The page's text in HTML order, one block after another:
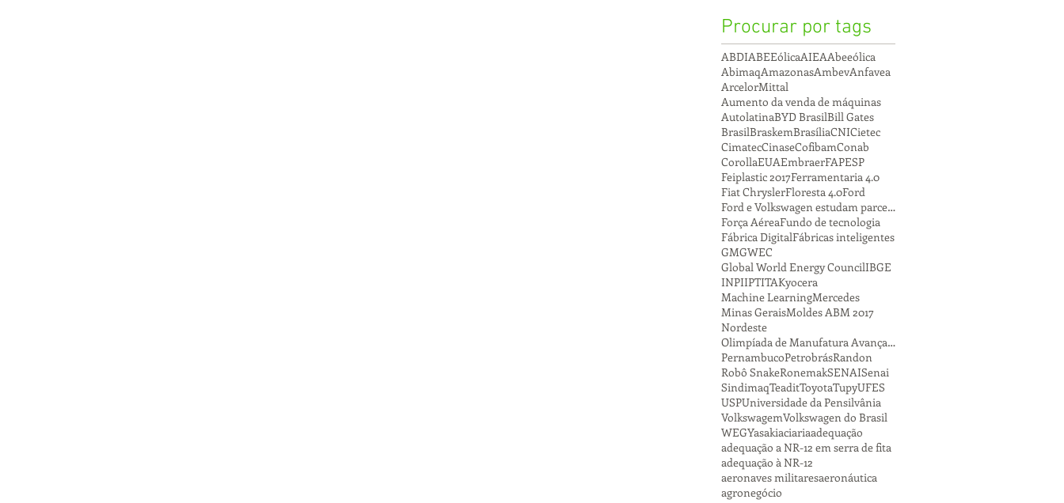
Procurar por tags
ABDIABEEólicaAIEAAbeeólica
AbimaqAmazonasAmbevAnfavea
ArcelorMittal
Aumento da venda de máquinas
AutolatinaBYD BrasilBill Gates
BrasilBraskemBrasíliaCNICietec
CimatecCinaseCofibamConab
CorollaEUAEmbraerFAPESP
Feiplastic 2017Ferramentaria 4.0
Fiat ChryslerFloresta 4.0Ford
Ford e Volkswagen estudam parceria
Força AéreaFundo de tecnologia
Fábrica DigitalFábricas inteligentes
GMGWEC
Global World Energy CouncilIBGE
INPIIPTITAKyocera
Machine LearningMercedes
Minas GeraisMoldes ABM 2017
Nordeste
Olimpíada de Manufatura Avançada
PernambucoPetrobrásRandon
Robô SnakeRonemakSENAISenai
SindimaqTeaditToyotaTupyUFES
USPUniversidade da Pensilvânia
VolkswagemVolkswagen do Brasil
WEGYasakiaciariaadequação
adequação a NR-12 em serra de fita
adequação à NR-12
aeronaves militaresaeronáutica
agronegócio